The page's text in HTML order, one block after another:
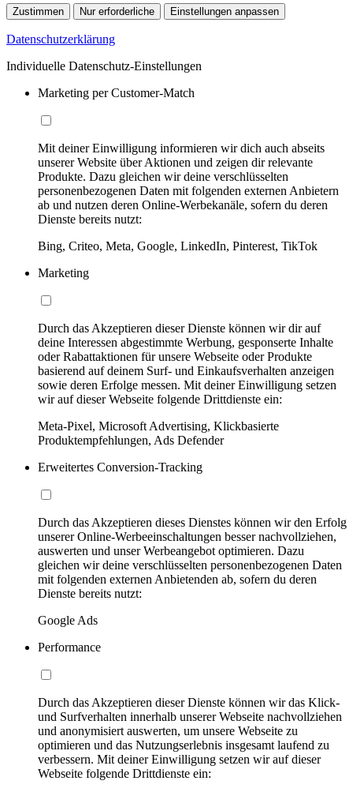
Zustimmen Nur erforderliche Einstellungen anpassen
Datenschutzerklärung
Individuelle Datenschutz-Einstellungen
Marketing per Customer-Match
Mit deiner Einwilligung informieren wir dich auch abseits
unserer Website über Aktionen und zeigen dir relevante
Produkte. Dazu gleichen wir deine verschlüsselten
personenbezogenen Daten mit folgenden externen Anbietern
ab und nutzen deren Online-Werbekanäle, sofern du deren
Dienste bereits nutzt:
Bing, Criteo, Meta, Google, LinkedIn, Pinterest, TikTok
Marketing
Durch das Akzeptieren dieser Dienste können wir dir auf
deine Interessen abgestimmte Werbung, gesponserte Inhalte
oder Rabattaktionen für unsere Webseite oder Produkte
basierend auf deinem Surf- und Einkaufsverhalten anzeigen
sowie deren Erfolge messen. Mit deiner Einwilligung setzen
wir auf dieser Webseite folgende Drittdienste ein:
Meta-Pixel, Microsoft Advertising, Klickbasierte
Produktempfehlungen, Ads Defender
Erweitertes Conversion-Tracking
Durch das Akzeptieren dieses Dienstes können wir den Erfolg
unserer Online-Werbeeinschaltungen besser nachvollziehen,
auswerten und unser Werbeangebot optimieren. Dazu
gleichen wir deine verschlüsselten personenbezogenen Daten
mit folgenden externen Anbietenden ab, sofern du deren
Dienste bereits nutzt:
Google Ads
Performance
Durch das Akzeptieren dieser Dienste können wir das Klick-
und Surfverhalten innerhalb unserer Webseite nachvollziehen
und anonymisiert auswerten, um unsere Webseite zu
optimieren und das Nutzungserlebnis insgesamt laufend zu
verbessern. Mit deiner Einwilligung setzen wir auf dieser
Webseite folgende Drittdienste ein: